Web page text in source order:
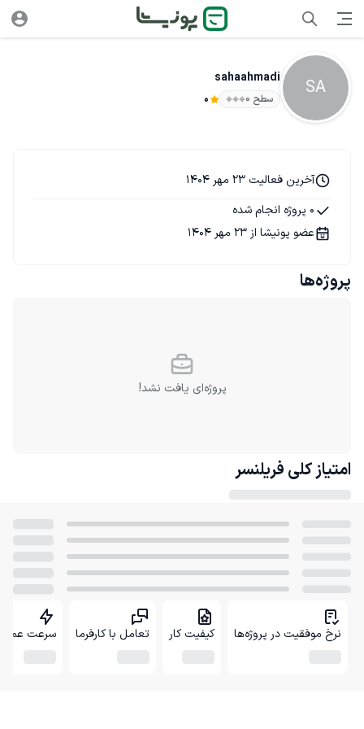
SA
sahaahmadi
سطح ۰ 0
آخرین فعالیت 23 مهر 1404
0 پروژه انجام شده
عضو پونیشا از 23 مهر 1404
پروژه‌ها
پروژه‌ای یافت نشد!
امتیاز کلی فریلنسر
نرخ موفقیت در پروژه‌ها کیفیت کار تعامل با کارفرما سرعت عمل